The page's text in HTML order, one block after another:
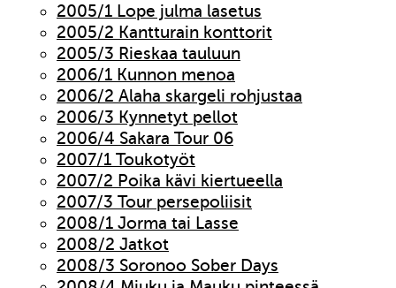
2005/1 Lope julma lasetus
2005/2 Kantturain konttorit
2005/3 Rieskaa tauluun
2006/1 Kunnon menoa
2006/2 Alaha skargeli rohjustaa
2006/3 Kynnetyt pellot
2006/4 Sakara Tour 06
2007/1 Toukotyöt
2007/2 Poika kävi kiertueella
2007/3 Tour persepoliisit
2008/1 Jorma tai Lasse
2008/2 Jatkot
2008/3 Soronoo Sober Days